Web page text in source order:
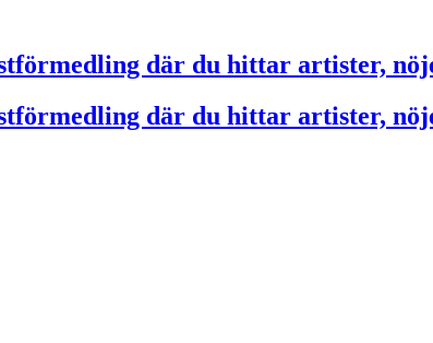
där du hittar artister,
där du hittar artister,